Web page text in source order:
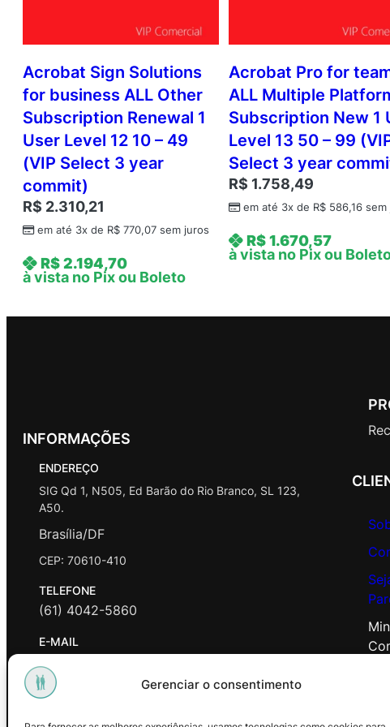
Gerenciar o consentimento
Acrobat Sign Solutions
for business ALL Other
Subscription Renewal 1
User Level 12 10 – 49
(VIP Select 3 year
commit)
R$ 2.310,21
em até 3x de R$ 770,07 sem juros
R$2.194,70
à vista no Pix ou Boleto
Acrobat Pro for
ALL Multiple
Subscription New 1
Level 13 50 – 99
Select 3 year
R$ 1.758,49
em até 3x de R$ 586,16 sem
R$1.670,57
à vista no Pix ou
INFORMAÇÕES
ENDEREÇO
SIG Qd 1, N505, Ed Barão do Rio Branco, SL 123,
A50.
Brasília/DF
CEP: 70610-410
TELEFONE
(61) 4042-5860
E-MAIL
contato@promasters.net.br
HORÁRIO DE ATENDIMENTO